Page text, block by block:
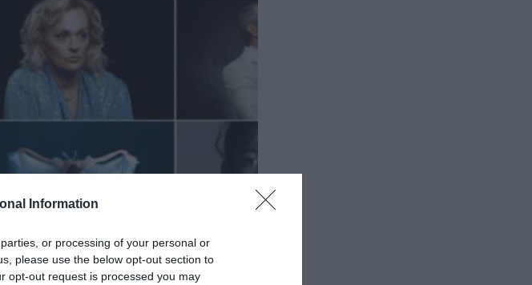
Information
or processing of your personal or
please use the below opt-out section to
opt-out request is processed you may